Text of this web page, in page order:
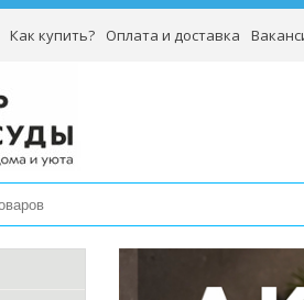
Как купить? Оплата и доставка